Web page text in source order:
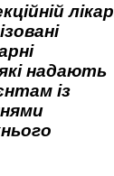
надають
із